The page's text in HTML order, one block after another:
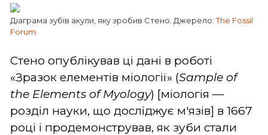
Діаграма зубів акули, яку зробив Стено. Джерело:The Fossil
Forum
Стено опублікував ці дані в роботі
«Зразок елементів міології» (Sample of
the Elements of Myology) [міологія —
розділ науки, що досліджує м'язів] в 1667
році і продемонстрував, як зуби стали